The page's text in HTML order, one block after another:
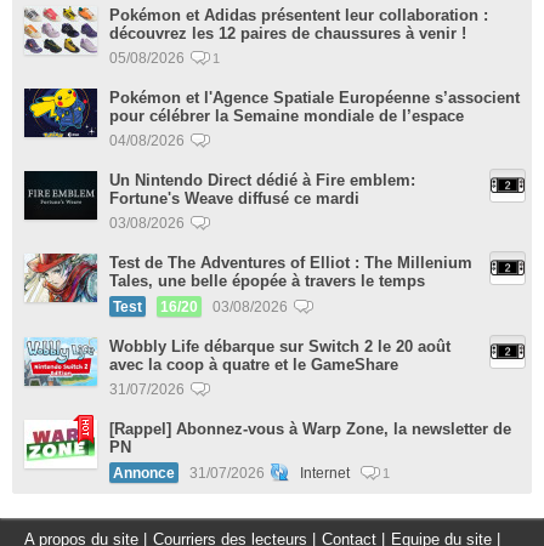
Pokémon et Adidas présentent leur collaboration :
découvrez les 12 paires de chaussures à venir !
05/08/2026 1
Pokémon et l'Agence Spatiale Européenne s’associent
pour célébrer la Semaine mondiale de l’espace
04/08/2026
Un Nintendo Direct dédié à Fire emblem:
Fortune's Weave diffusé ce mardi
03/08/2026
Test de The Adventures of Elliot : The Millenium
Tales, une belle épopée à travers le temps
Test 16/20 03/08/2026
Wobbly Life débarque sur Switch 2 le 20 août
avec la coop à quatre et le GameShare
31/07/2026
[Rappel] Abonnez-vous à Warp Zone, la newsletter de
PN
Annonce 31/07/2026 Internet 1
A propos du site Courriers des lecteurs Contact Equipe du site